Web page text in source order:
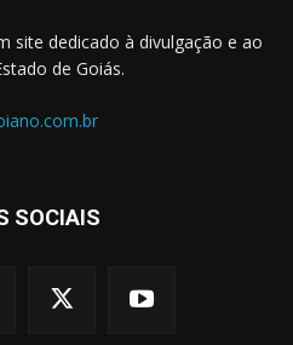
site dedicado à divulgação e ao
de Goiás.
SOCIAIS